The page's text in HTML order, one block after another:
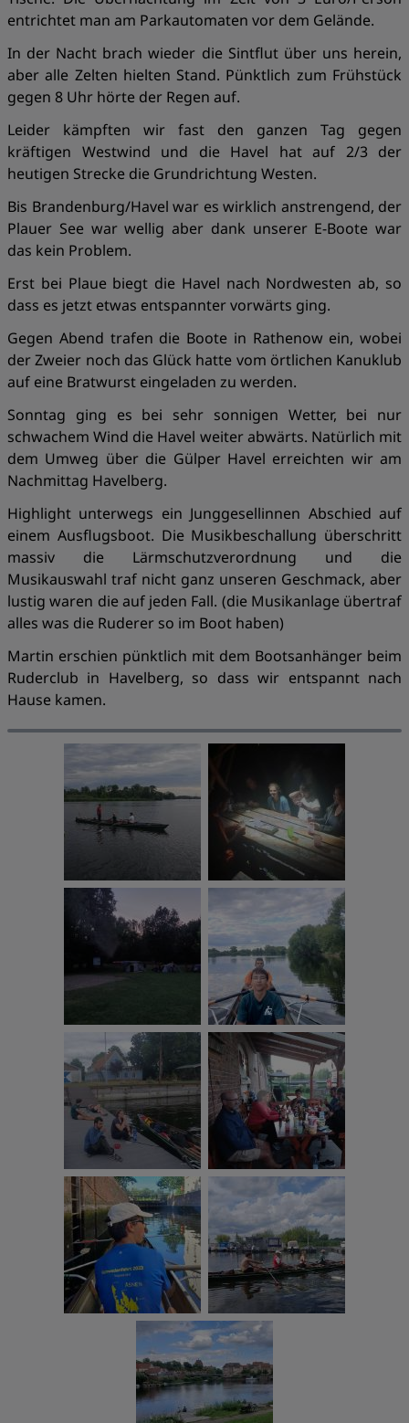
entrichtet man am Parkautomaten vor dem Gelände.
In der Nacht brach wieder die Sintflut über uns herein,
aber alle Zelten hielten Stand. Pünktlich zum Frühstück
gegen 8 Uhr hörte der Regen auf.
Leider kämpften wir fast den ganzen Tag gegen
kräftigen Westwind und die Havel hat auf 2/3 der
heutigen Strecke die Grundrichtung Westen.
Bis Brandenburg/Havel war es wirklich anstrengend, der
Plauer See war wellig aber dank unserer E-Boote war
das kein Problem.
Erst bei Plaue biegt die Havel nach Nordwesten ab, so
dass es jetzt etwas entspannter vorwärts ging.
Gegen Abend trafen die Boote in Rathenow ein, wobei
der Zweier noch das Glück hatte vom örtlichen Kanuklub
auf eine Bratwurst eingeladen zu werden.
Sonntag ging es bei sehr sonnigen Wetter, bei nur
schwachem Wind die Havel weiter abwärts. Natürlich mit
dem Umweg über die Gülper Havel erreichten wir am
Nachmittag Havelberg.
Highlight unterwegs ein Junggesellinnen Abschied auf
einem Ausflugsboot. Die Musikbeschallung überschritt
massiv die Lärmschutzverordnung und die
Musikauswahl traf nicht ganz unseren Geschmack, aber
lustig waren die auf jeden Fall. (die Musikanlage übertraf
alles was die Ruderer so im Boot haben)
Martin erschien pünktlich mit dem Bootsanhänger beim
Ruderclub in Havelberg, so dass wir entspannt nach
Hause kamen.